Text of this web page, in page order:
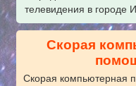
телевидения в городе
Скорая
Скорая компьютерная